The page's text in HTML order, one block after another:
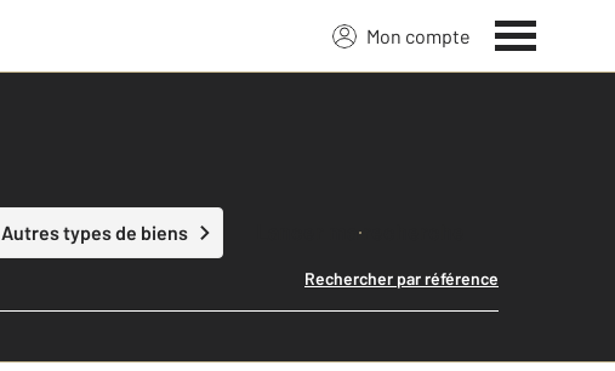
Mon compte
Autres types de biens Lancer ma recherche
Rechercher par référence